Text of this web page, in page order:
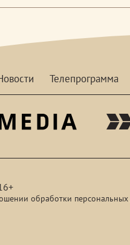
Телепрограмма
обработки